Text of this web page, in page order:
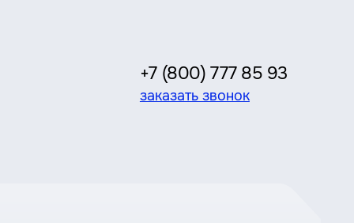
+7 (800) 777 85 93
заказать звонок